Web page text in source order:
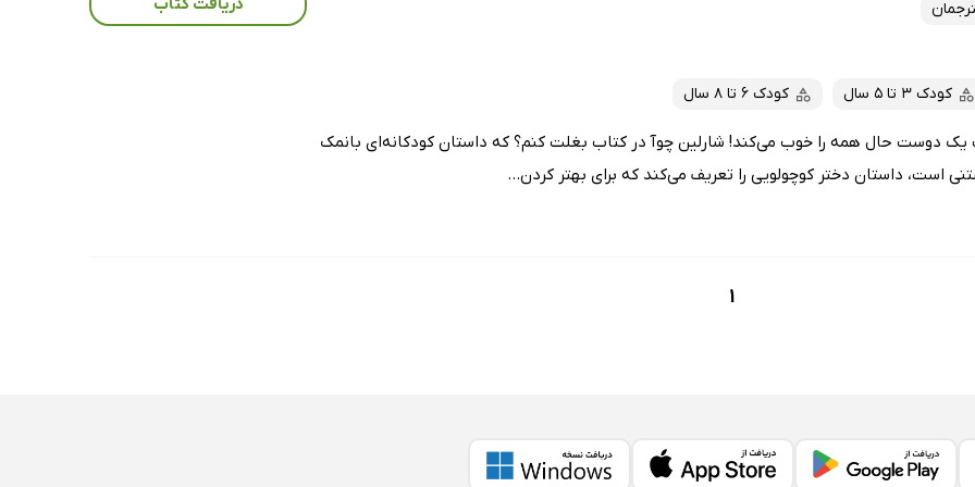
کودک 3 تا 5 سال کودک 6 تا 8 سال
دوست حال همه را خوب می‌کند! شارلین چوآ در کتاب بغلت کنم؟ که داستان کودکانه‌ای بانمک
است، داستان دختر کوچولویی را تعریف می‌کند که برای بهتر کردن...
1